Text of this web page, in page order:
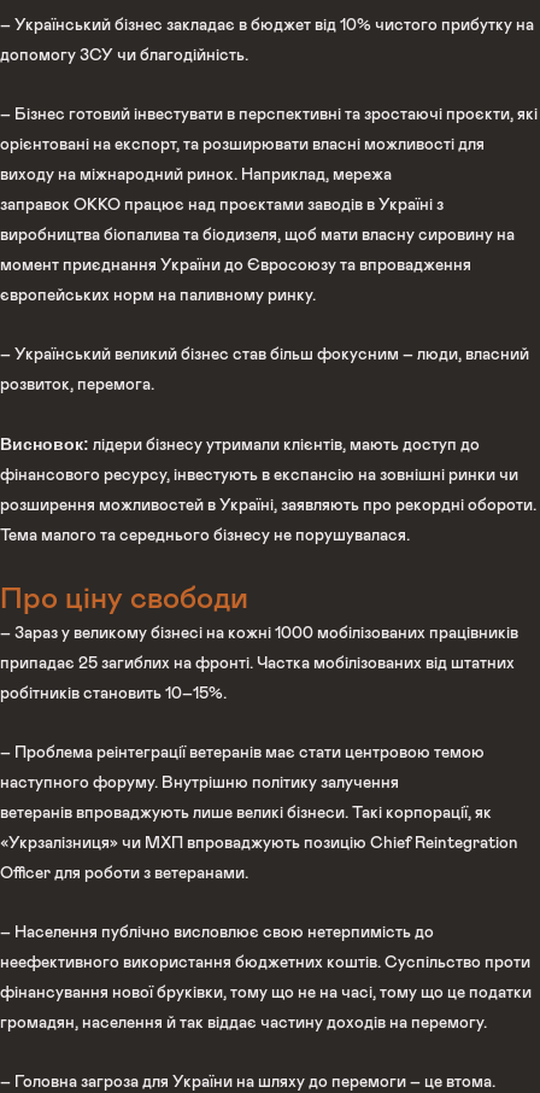
– Український бізнес закладає в бюджет від 10% чистого прибутку на
допомогу ЗСУ чи благодійність.
– Бізнес готовий інвестувати в перспективні та зростаючі проєкти, які
орієнтовані на експорт, та розширювати власні можливості для
виходу на міжнародний ринок. Наприклад, мережа
заправок ОККО працює над проєктами заводів в Україні з
виробництва біопалива та біодизеля, щоб мати власну сировину на
момент приєднання України до Євросоюзу та впровадження
європейських норм на паливному ринку.
– Український великий бізнес став більш фокусним – люди, власний
розвиток, перемога.
Висновок: лідери бізнесу утримали клієнтів, мають доступ до
фінансового ресурсу, інвестують в експансію на зовнішні ринки чи
розширення можливостей в Україні, заявляють про рекордні обороти.
Тема малого та середнього бізнесу не порушувалася.
Про ціну свободи
– Зараз у великому бізнесі на кожні 1000 мобілізованих працівників
припадає 25 загиблих на фронті. Частка мобілізованих від штатних
робітників становить 10–15%.
– Проблема реінтеграції ветеранів має стати центровою темою
наступного форуму. Внутрішню політику залучення
ветеранів впроваджують лише великі бізнеси. Такі корпорації, як
«Укрзалізниця» чи МХП впроваджують позицію Chief Reintegration
Officer для роботи з ветеранами.
– Населення публічно висловлює свою нетерпимість до
неефективного використання бюджетних коштів. Суспільство проти
фінансування нової бруківки, тому що не на часі, тому що це податки
громадян, населення й так віддає частину доходів на перемогу.
– Головна загроза для України на шляху до перемоги – це втома.